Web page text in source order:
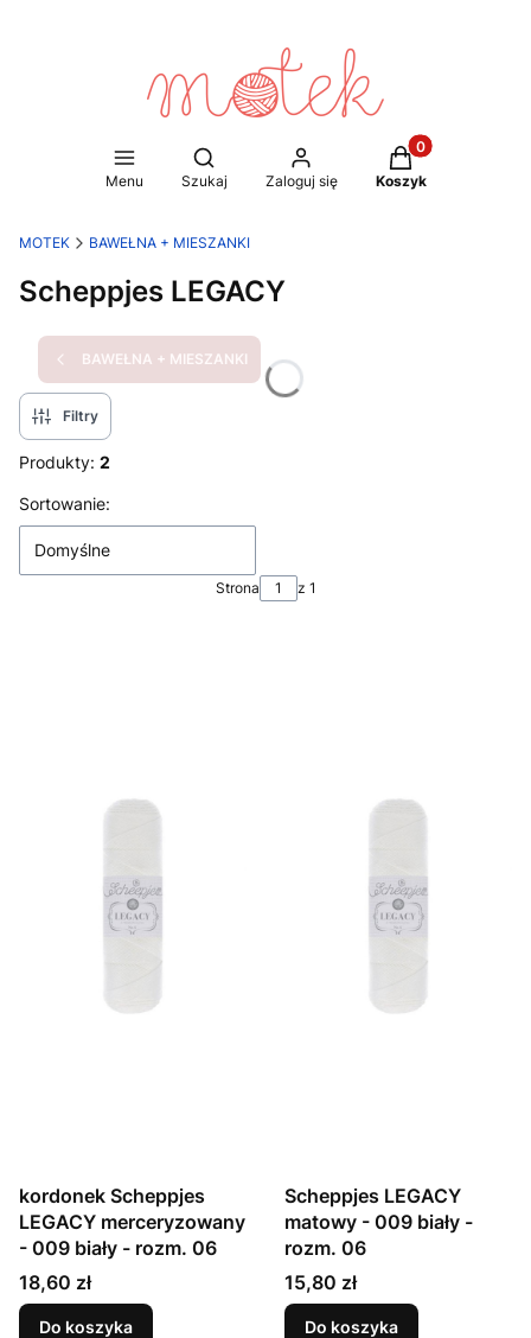
Menu
Otwórz wyszukiwarkę
Szukaj Zaloguj się
Produkty w
Koszyk
MOTEK BAWEŁNA + MIESZANKI
Scheppjes LEGACY
BAWEŁNA + MIESZANKI
Filtry
Produkty: 2
Lista produktów
Sortowanie:
Domyślne
Strona z 1
kordonek Scheppjes
LEGACY merceryzowany
- 009 biały - rozm. 06
Cena
18,60 zł
Do koszyka
Scheppjes LEGACY
matowy - 009 biały -
rozm. 06
Cena
15,80 zł
Do koszyka